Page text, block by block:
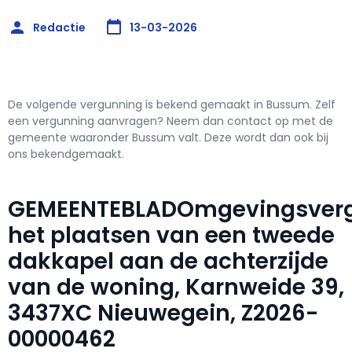
Redactie 13-03-2026
De volgende vergunning is bekend gemaakt in Bussum. Zelf
een vergunning aanvragen? Neem dan contact op met de
gemeente waaronder Bussum valt. Deze wordt dan ook bij
ons bekendgemaakt.
het plaatsen van een tweede
dakkapel aan de achterzijde
van de woning, Karnweide 39,
3437XC Nieuwegein, Z2026-
00000462